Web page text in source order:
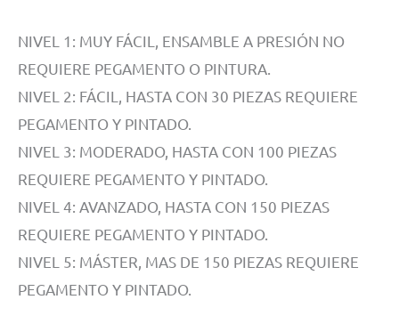
NIVEL 1: MUY FÁCIL, ENSAMBLE A PRESIÓN NO
REQUIERE PEGAMENTO O PINTURA.
NIVEL 2: FÁCIL, HASTA CON 30 PIEZAS REQUIERE
PEGAMENTO Y PINTADO.
NIVEL 3: MODERADO, HASTA CON 100 PIEZAS
REQUIERE PEGAMENTO Y PINTADO.
NIVEL 4: AVANZADO, HASTA CON 150 PIEZAS
REQUIERE PEGAMENTO Y PINTADO.
NIVEL 5: MÁSTER, MAS DE 150 PIEZAS REQUIERE
PEGAMENTO Y PINTADO.